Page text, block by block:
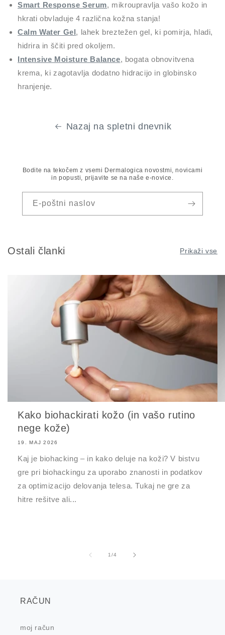
Smart Response Serum, mikroupravlja vašo kožo in
hkrati obvladuje 4 različna kožna stanja!
Calm Water Gel, lahek breztežen gel, ki pomirja, hladi,
hidrira in ščiti pred okoljem.
Intensive Moisture Balance, bogata obnovitvena
krema, ki zagotavlja dodatno hidracijo in globinsko
hranjenje.
Nazaj na spletni dnevnik
Bodite na tekočem z vsemi Dermalogica novostmi, novicami
in popusti, prijavite se na naše e-novice.
E-poštni naslov
Ostali članki Prikaži vse
Kako biohackirati kožo (in vašo rutino
nege kože)
19. MAJ 2026
Kaj je biohacking – in kako deluje na koži? V bistvu
gre pri biohackingu za uporabo znanosti in podatkov
za optimizacijo delovanja telesa. Tukaj ne gre za
hitre rešitve ali...
1/od
4
RAČUN
moj račun